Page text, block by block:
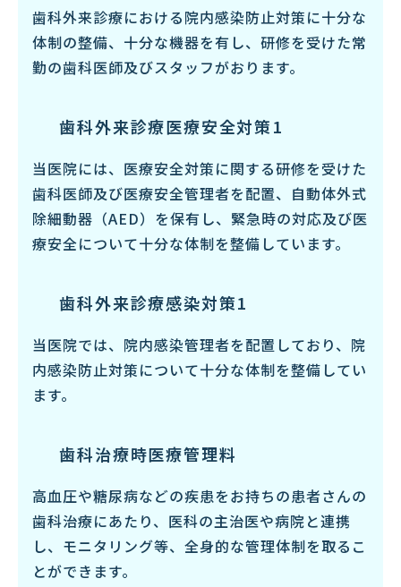
歯科外来診療における院内感染防止対策に十分な
体制の整備、十分な機器を有し、研修を受けた常
勤の歯科医師及びスタッフがおります。
歯科外来診療医療安全対策1
当医院には、医療安全対策に関する研修を受けた
歯科医師及び医療安全管理者を配置、自動体外式
除細動器（AED）を保有し、緊急時の対応及び医
療安全について十分な体制を整備しています。
歯科外来診療感染対策1
当医院では、院内感染管理者を配置しており、院
内感染防止対策について十分な体制を整備してい
ます。
歯科治療時医療管理料
高血圧や糖尿病などの疾患をお持ちの患者さんの
歯科治療にあたり、医科の主治医や病院と連携
し、モニタリング等、全身的な管理体制を取るこ
とができます。